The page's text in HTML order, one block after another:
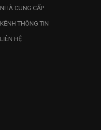
NHÀ CUNG CẤP
KÊNH THÔNG TIN
LIÊN HỆ